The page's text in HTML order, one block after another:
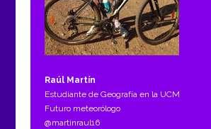
Raúl Martín
Estudiante de Geografía en la UCM
Futuro meteorólogo
@martinraul16